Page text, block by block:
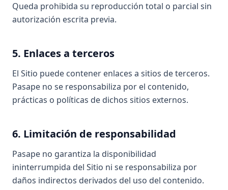
Queda prohibida su reproducción total o parcial sin
autorización escrita previa.
5. Enlaces a terceros
El Sitio puede contener enlaces a sitios de terceros.
Pasape no se responsabiliza por el contenido,
prácticas o políticas de dichos sitios externos.
6. Limitación de responsabilidad
Pasape no garantiza la disponibilidad
ininterrumpida del Sitio ni se responsabiliza por
daños indirectos derivados del uso del contenido.